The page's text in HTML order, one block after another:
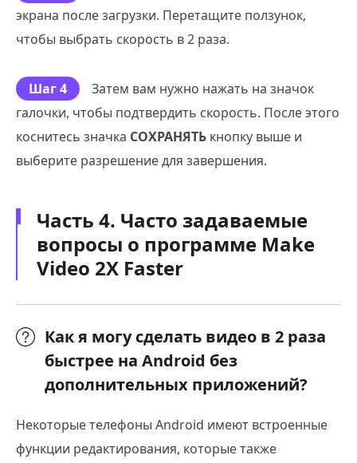
экрана после загрузки. Перетащите ползунок,
чтобы выбрать скорость в 2 раза.
Шаг 4
Затем вам нужно нажать на значок
галочки, чтобы подтвердить скорость. После этого
коснитесь значка СОХРАНЯТЬ кнопку выше и
выберите разрешение для завершения.
Часть 4. Часто задаваемые
вопросы о программе Make
Video 2X Faster
Как я могу сделать видео в 2 раза
быстрее на Android без
дополнительных приложений?
Некоторые телефоны Android имеют встроенные
функции редактирования, которые также